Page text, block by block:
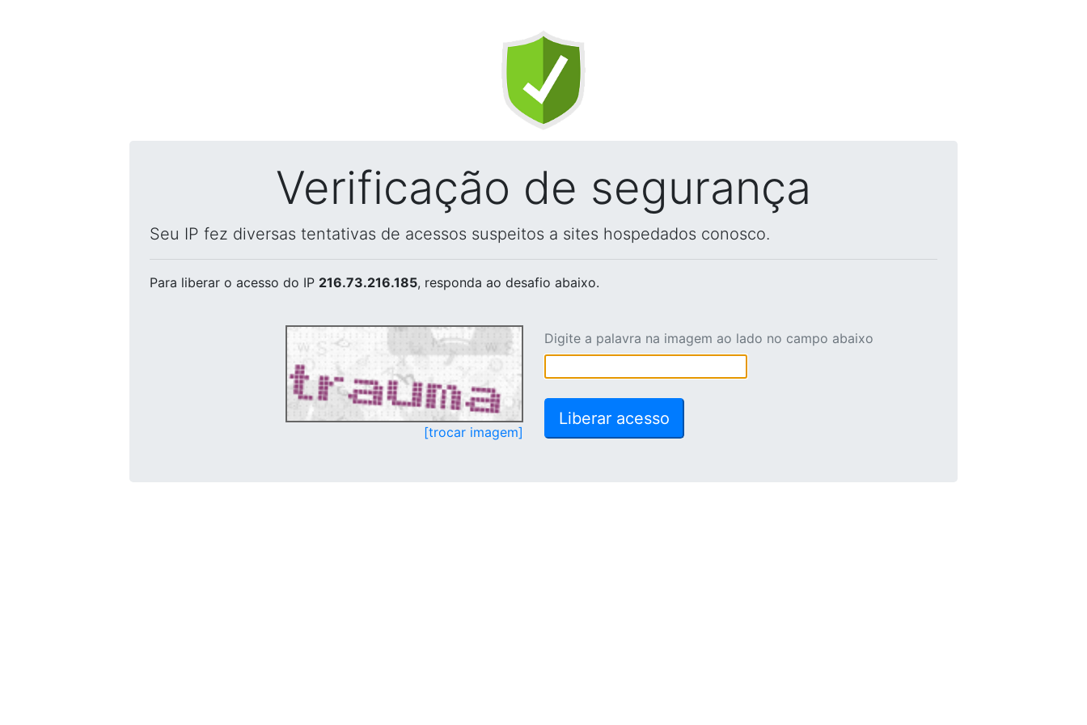
Verificação de segurança
Seu IP fez diversas tentativas de acessos suspeitos a sites hospedados conosco.
Para liberar o acesso do IP 216.73.216.185, responda ao desafio abaixo.
[trocar imagem]
Digite a palavra na imagem ao lado no campo abaixo